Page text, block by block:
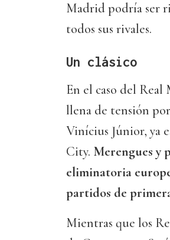
Madrid podría ser
todos sus rivales.
Un clásico
En el caso del
llena de tensión
Vinícius Júnior, ya
City. Merengues y
eliminatoria
partidos de
Mientras que los